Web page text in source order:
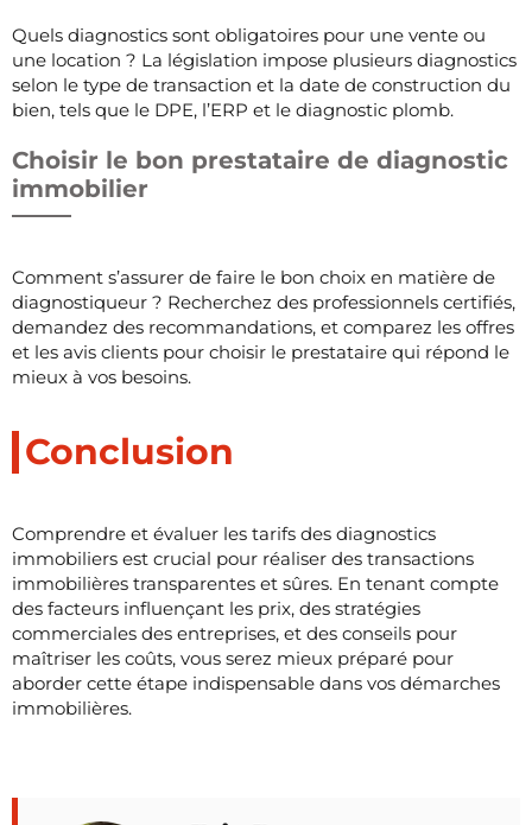
Quels diagnostics sont obligatoires pour une vente ou
une location ? La législation impose plusieurs diagnostics
selon le type de transaction et la date de construction du
bien, tels que le DPE, l’ERP et le diagnostic plomb.
Choisir le bon prestataire de diagnostic
immobilier
Comment s’assurer de faire le bon choix en matière de
diagnostiqueur ? Recherchez des professionnels certifiés,
demandez des recommandations, et comparez les offres
et les avis clients pour choisir le prestataire qui répond le
mieux à vos besoins.
Conclusion
Comprendre et évaluer les tarifs des diagnostics
immobiliers est crucial pour réaliser des transactions
immobilières transparentes et sûres. En tenant compte
des facteurs influençant les prix, des stratégies
commerciales des entreprises, et des conseils pour
maîtriser les coûts, vous serez mieux préparé pour
aborder cette étape indispensable dans vos démarches
immobilières.